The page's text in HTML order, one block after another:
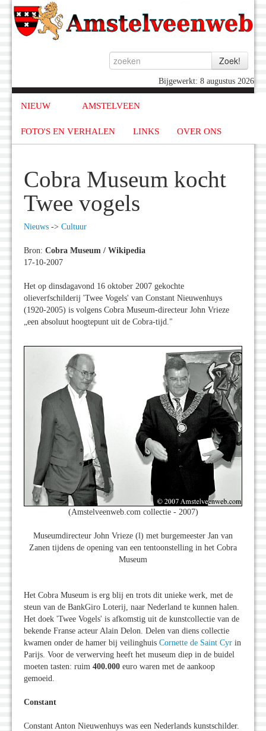
Bijgewerkt: 8 augustus 2026
NIEUW AMSTELVEEN
FOTO'S EN VERHALEN LINKS OVER ONS
Cobra Museum kocht
Twee vogels
Nieuws -> Cultuur
Bron: Cobra Museum / Wikipedia
17-10-2007
Het op dinsdagavond 16 oktober 2007 gekochte
olieverfschilderij 'Twee Vogels' van Constant Nieuwenhuys
(1920-2005) is volgens Cobra Museum-directeur John Vrieze
„een absoluut hoogtepunt uit de Cobra-tijd."
(Amstelveenweb.com collectie - 2007)
Museumdirecteur John Vrieze (l) met burgemeester Jan van
Zanen tijdens de opening van een tentoonstelling in het Cobra
Museum
Het Cobra Museum is erg blij en trots dit unieke werk, met de
steun van de BankGiro Loterij, naar Nederland te kunnen halen.
Het doek 'Twee Vogels' is afkomstig uit de kunstcollectie van de
bekende Franse acteur Alain Delon. Delen van diens collectie
kwamen onder de hamer bij veilinghuis Cornette de Saint Cyr in
Parijs. Voor de verwerving heeft het museum diep in de buidel
moeten tasten: ruim 400.000 euro waren met de aankoop
gemoeid.
Constant
Constant Anton Nieuwenhuys was een Nederlands kunstschilder.